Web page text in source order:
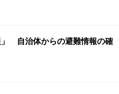
」 自治体からの避難情報の確